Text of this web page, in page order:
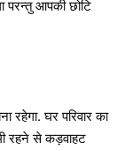
परन्तु आपकी छोटि
घर परिवार का
रहने से कड़वाहट